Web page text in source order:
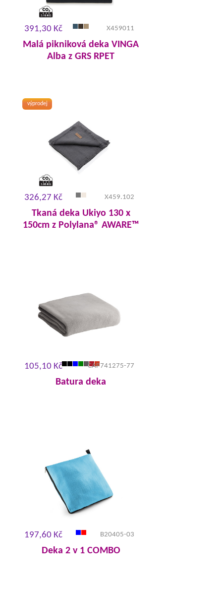
391,30 Kč X459011
Malá pikniková deka VINGA
Alba z GRS RPET
výprodej
326,27 Kč X459.102
Tkaná deka Ukiyo 130 x
150cm z Polylana® AWARE™
105,10 Kč CAP741275-77
Batura deka
197,60 Kč B20405-03
Deka 2 v 1 COMBO